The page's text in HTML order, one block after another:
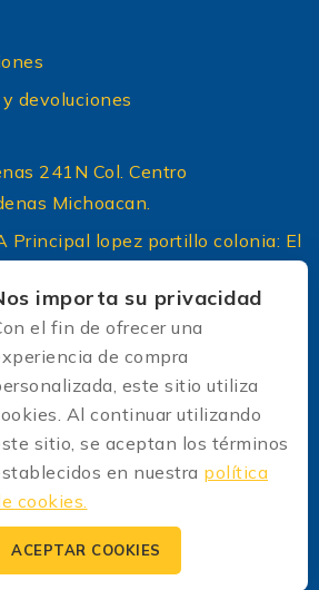
devoluciones
241N Col. Centro
Michoacan.
Principal lopez portillo colonia: El
Jalisco
Soldaexpress
importa su privacidad
el fin de ofrecer una
de compra
este sitio utiliza
Al continuar utilizando
sitio, se aceptan los términos
en nuestra política
cookies.
ACEPTAR COOKIES